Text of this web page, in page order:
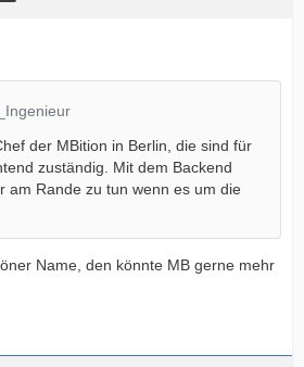
der MBition in Berlin, die sind für
zuständig. Mit dem Backend
am Rande zu tun wenn es um die
Name, den könnte MB gerne mehr